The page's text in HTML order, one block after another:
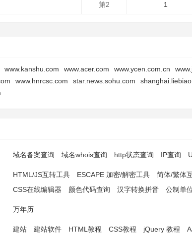
第2 1
www.kanshu.com www.acer.com www.ycen.com.cn
www.hnrcsc.com star.news.sohu.com
域名备案查询 域名whois查询 http状态查询 IP查询
HTML/JS互转工具 ESCAPE 加密/解密工具 简体/繁体
CSS在线编辑器
颜色代码查询 汉字转换拼音 公制单
万年历
建站 建站软件 HTML教程 CSS教程 jQuery 教程